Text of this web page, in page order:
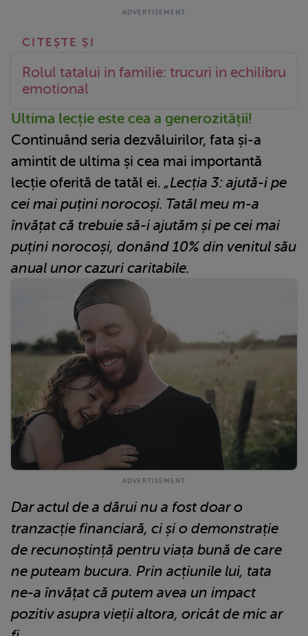
Rolul tatalui in familie: trucuri in echilibru
emotional
Ultima lecție este cea a generozității!
Continuând seria dezvăluirilor, fata și-a
amintit de ultima și cea mai importantă
lecție oferită de tatăl ei. „Lecția 3: ajută-i pe
cei mai puțini norocoși. Tatăl meu m-a
învățat că trebuie să-i ajutăm și pe cei mai
puțini norocoși, donând 10% din venitul său
anual unor cazuri caritabile.
Dar actul de a dărui nu a fost doar o
tranzacție financiară, ci și o demonstrație
de recunoștință pentru viața bună de care
ne puteam bucura. Prin acțiunile lui, tata
ne-a învățat că putem avea un impact
pozitiv asupra vieții altora, oricât de mic ar